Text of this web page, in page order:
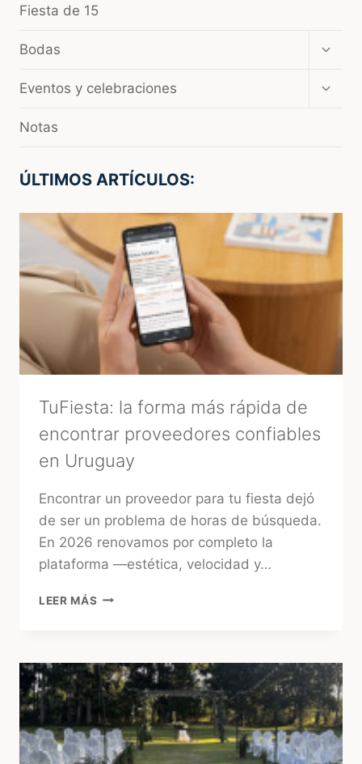
Fiesta de 15
Bodas
hijo
Eventos y celebraciones
Notas
ÚLTIMOS ARTÍCULOS:
TuFiesta: la forma más rápida de
encontrar proveedores confiables
en Uruguay
Encontrar un proveedor para tu fiesta dejó
de ser un problema de horas de búsqueda.
En 2026 renovamos por completo la
plataforma —estética, velocidad y…
LEER MÁS TUFIESTA:
RÁPIDA
DE
ENCONTRAR
PROVEEDORES
CONFIABLES
EN